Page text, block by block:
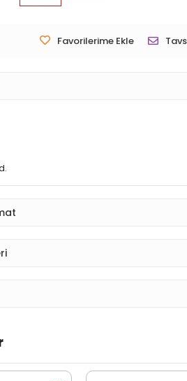
Favorilerime Ekle